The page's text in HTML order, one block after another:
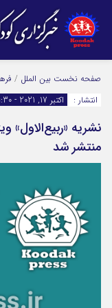
صفحه نخست بین الملل /
انتشار :
اکتبر 17, 2021 - 11:30 ق.ظ
نشریه «ربیع‌الاول»
منتشر شد